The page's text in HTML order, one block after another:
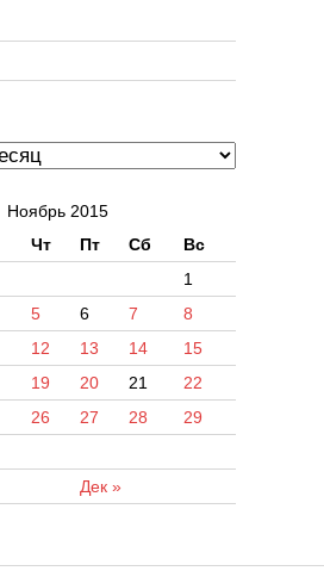
Ноябрь 2015
Чт Пт Сб Вс
Дек »
1
5 6 7
8
12 13 14
15
19 20 21
22
26 27 28
29